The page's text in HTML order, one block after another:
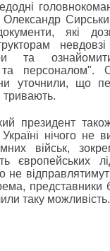
які
та
та персоналом".
уточнили, що
тривають.
президент
нічого не
військ,
європейських
представники
таку можливість.